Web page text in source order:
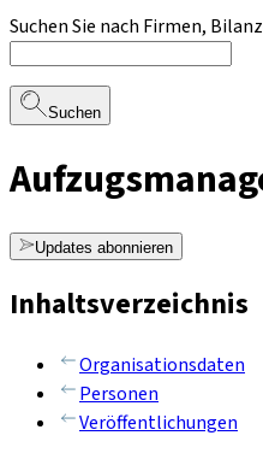
Suchen Sie nach Firmen,
Suchen
Updates abonnieren
Inhaltsverzeichnis
Organisationsdaten
Personen
Veröffentlichungen